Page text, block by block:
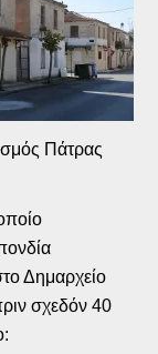
Πάτρας
Δημαρχείο
σχεδόν 40